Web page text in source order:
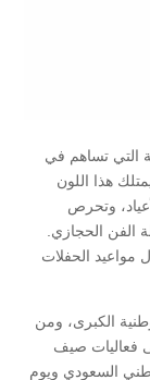
التي تساهم في
هذا اللون
وتحرص
الفن الحجازي.
مواعيد الحفلات
الكبرى، ومن
فعاليات صيف
السعودي ويوم